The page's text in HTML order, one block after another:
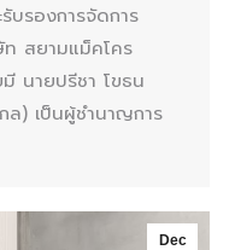
บรองการจัดการ
สยามแม็คโคร
นายปรีชา โขธน
ล) เป็นผู้ชำนาญการ
Dec